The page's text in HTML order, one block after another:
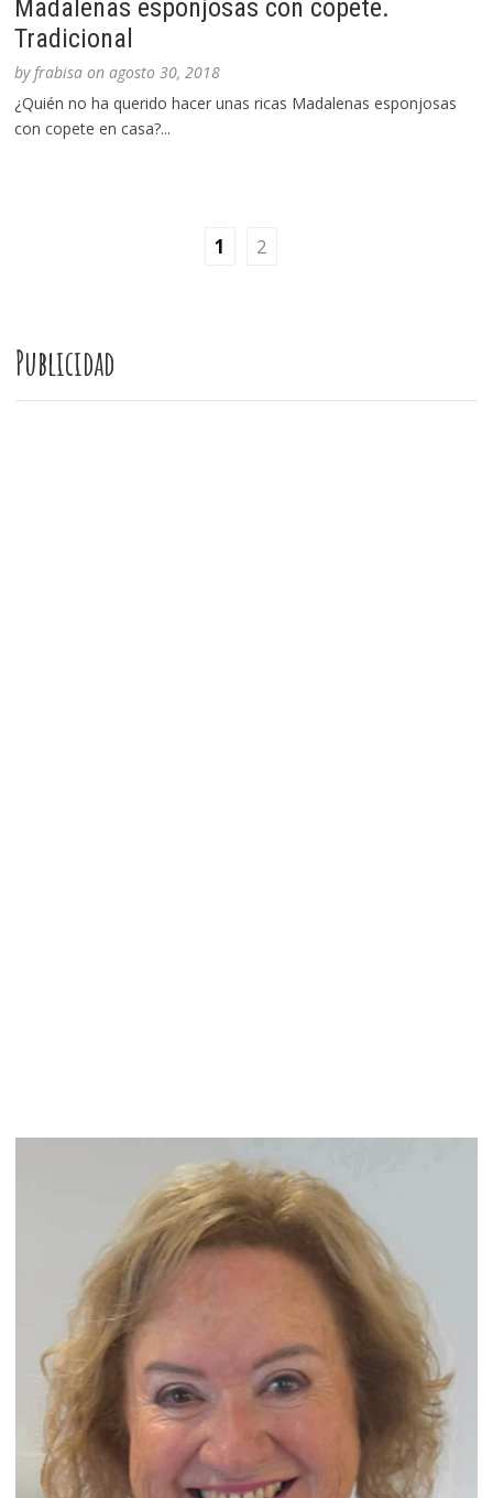
Madalenas esponjosas con copete.
Tradicional
byfrabisa onagosto 30, 2018
¿Quién no ha querido hacer unas ricas Madalenas esponjosas
con copete en casa?...
1 2
Publicidad